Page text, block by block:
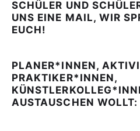
SCHÜLER UND
UNS EINE MAIL, WIR
EUCH!
PLANER*INNEN,
PRAKTIKER*INNEN,
AUSTAUSCHEN WOLLT: